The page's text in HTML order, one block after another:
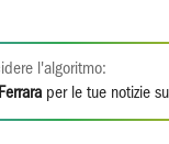
l'algoritmo:
per le tue notizie